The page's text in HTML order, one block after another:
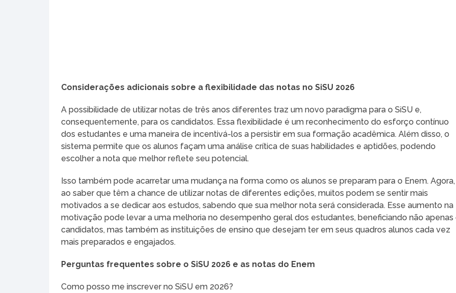
Considerações adicionais sobre a flexibilidade das notas no SiSU 2026
A possibilidade de utilizar notas de três anos diferentes traz um novo paradigma para o SiSU e,
consequentemente, para os candidatos. Essa flexibilidade é um reconhecimento do esforço contínuo
dos estudantes e uma maneira de incentivá-los a persistir em sua formação acadêmica. Além disso, o
sistema permite que os alunos façam uma análise crítica de suas habilidades e aptidões, podendo
escolher a nota que melhor reflete seu potencial.
Isso também pode acarretar uma mudança na forma como os alunos se preparam para o Enem. Agora,
ao saber que têm a chance de utilizar notas de diferentes edições, muitos podem se sentir mais
motivados a se dedicar aos estudos, sabendo que sua melhor nota será considerada. Esse aumento na
motivação pode levar a uma melhoria no desempenho geral dos estudantes, beneficiando não apenas
candidatos, mas também as instituições de ensino que desejam ter em seus quadros alunos cada vez
mais preparados e engajados.
Perguntas frequentes sobre o SiSU 2026 e as notas do Enem
Como posso me inscrever no SiSU em 2026?